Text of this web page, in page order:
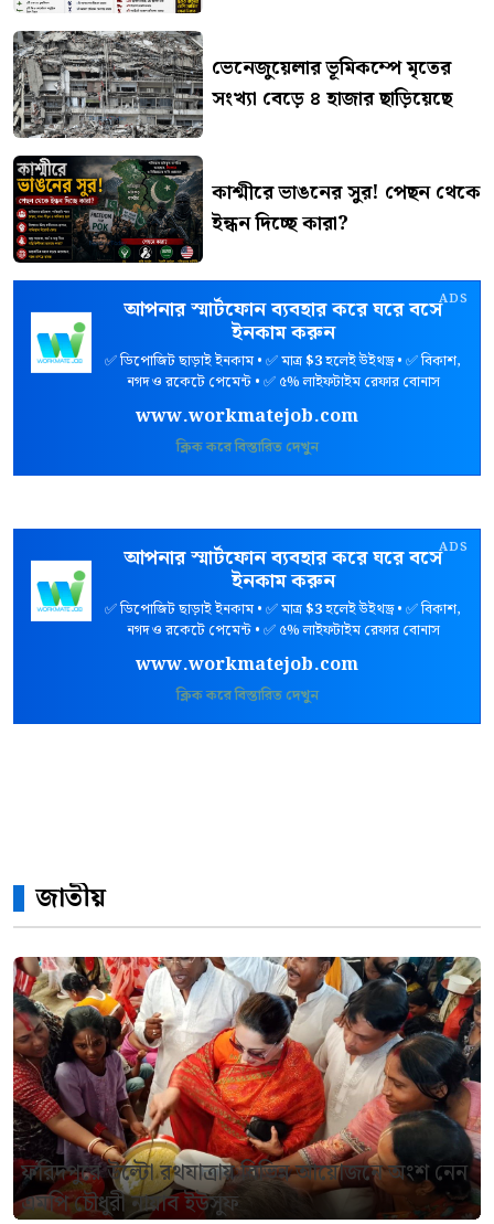
ভেনেজুয়েলার ভূমিকম্পে মৃতের
সংখ্যা বেড়ে ৪ হাজার ছাড়িয়েছে
কাশ্মীরে ভাঙনের সুর! পেছন থেকে
ইন্ধন দিচ্ছে কারা?
ADS
আপনার স্মার্টফোন ব্যবহার করে ঘরে বসে
ইনকাম করুন
✅ ডিপোজিট ছাড়াই ইনকাম • ✅ মাত্র$3হলেই উইথড্র • ✅ বিকাশ,
নগদ ও রকেটে পেমেন্ট • ✅ ৫% লাইফটাইম রেফার বোনাস
www.workmatejob.com
ক্লিক করে বিস্তারিত দেখুন
ADS
আপনার স্মার্টফোন ব্যবহার করে ঘরে বসে
ইনকাম করুন
✅ ডিপোজিট ছাড়াই ইনকাম • ✅ মাত্র$3হলেই উইথড্র • ✅ বিকাশ,
নগদ ও রকেটে পেমেন্ট • ✅ ৫% লাইফটাইম রেফার বোনাস
www.workmatejob.com
ক্লিক করে বিস্তারিত দেখুন
জাতীয়
ফরিদপুরে উল্টো রথযাত্রায় বিভিন্ন আয়োজনে অংশ নেন
এমপি চৌধুরী নায়াব ইউসুফ